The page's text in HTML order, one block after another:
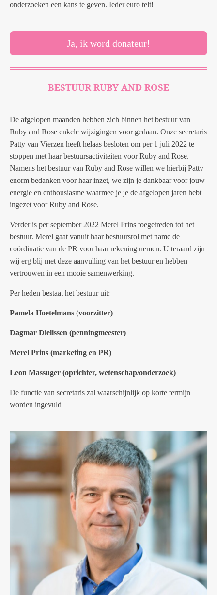
onderzoeken een kans te geven. Ieder euro telt!
Ja, ik word donateur!
BESTUUR RUBY AND ROSE
De afgelopen maanden hebben zich binnen het bestuur van
Ruby and Rose enkele wijzigingen voor gedaan. Onze secretaris
Patty van Vierzen heeft helaas besloten om per 1 juli 2022 te
stoppen met haar bestuursactiviteiten voor Ruby and Rose.
Namens het bestuur van Ruby and Rose willen we hierbij Patty
enorm bedanken voor haar inzet, we zijn je dankbaar voor jouw
energie en enthousiasme waarmee je je de afgelopen jaren hebt
ingezet voor Ruby and Rose.
Verder is per september 2022 Merel Prins toegetreden tot het
bestuur. Merel gaat vanuit haar bestuursrol met name de
coördinatie van de PR voor haar rekening nemen. Uiteraard zijn
wij erg blij met deze aanvulling van het bestuur en hebben
vertrouwen in een mooie samenwerking.
Per heden bestaat het bestuur uit:
Pamela Hoetelmans (voorzitter)
Dagmar Dielissen (penningmeester)
Merel Prins (marketing en PR)
Leon Massuger (oprichter, wetenschap/onderzoek)
De functie van secretaris zal waarschijnlijk op korte termijn
worden ingevuld